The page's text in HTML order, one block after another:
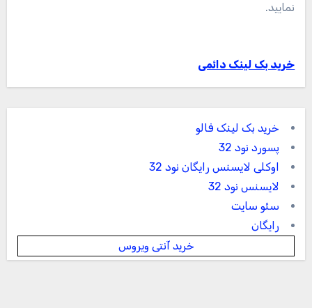
نمایید.
خرید بک لینک دائمی
خرید بک لینک فالو
پسورد نود 32
اوکلی لایسنس رایگان نود 32
لایسنس نود 32
سئو سایت
رایگان
خرید آنتی ویروس